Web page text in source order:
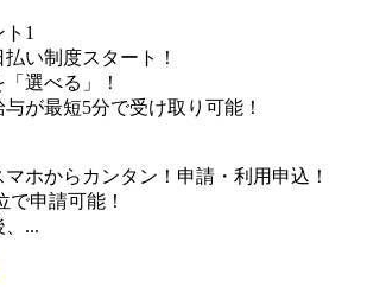
1
い制度スタート！
選べる」！
が最短5分で受け取り可能！
マホからカンタン！申請・利用申込！
で申請可能！
、...